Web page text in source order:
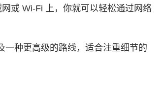
或 Wi‑Fi 上，你就可以轻松通过网络
一种更高级的路线，适合注重细节的